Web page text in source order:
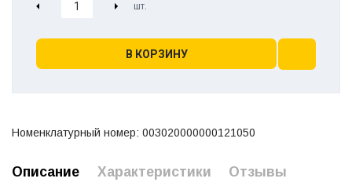
В КОРЗИНУ
Номенклатурный номер: 003020000000121050
Описание Характеристики Отзывы